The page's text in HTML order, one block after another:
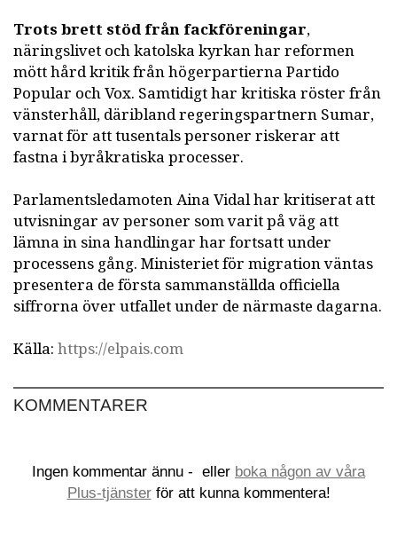
Trots brett stöd från fackföreningar,
näringslivet och katolska kyrkan har reformen
mött hård kritik från högerpartierna Partido
Popular och Vox. Samtidigt har kritiska röster från
vänsterhåll, däribland regeringspartnern Sumar,
varnat för att tusentals personer riskerar att
fastna i byråkratiska processer.
Parlamentsledamoten Aina Vidal har kritiserat att
utvisningar av personer som varit på väg att
lämna in sina handlingar har fortsatt under
processens gång. Ministeriet för migration väntas
presentera de första sammanställda officiella
siffrorna över utfallet under de närmaste dagarna.
Källa: https://elpais.com
KOMMENTARER
Ingen kommentar ännu - eller boka någon av våra
Plus-tjänsterför att kunna kommentera!